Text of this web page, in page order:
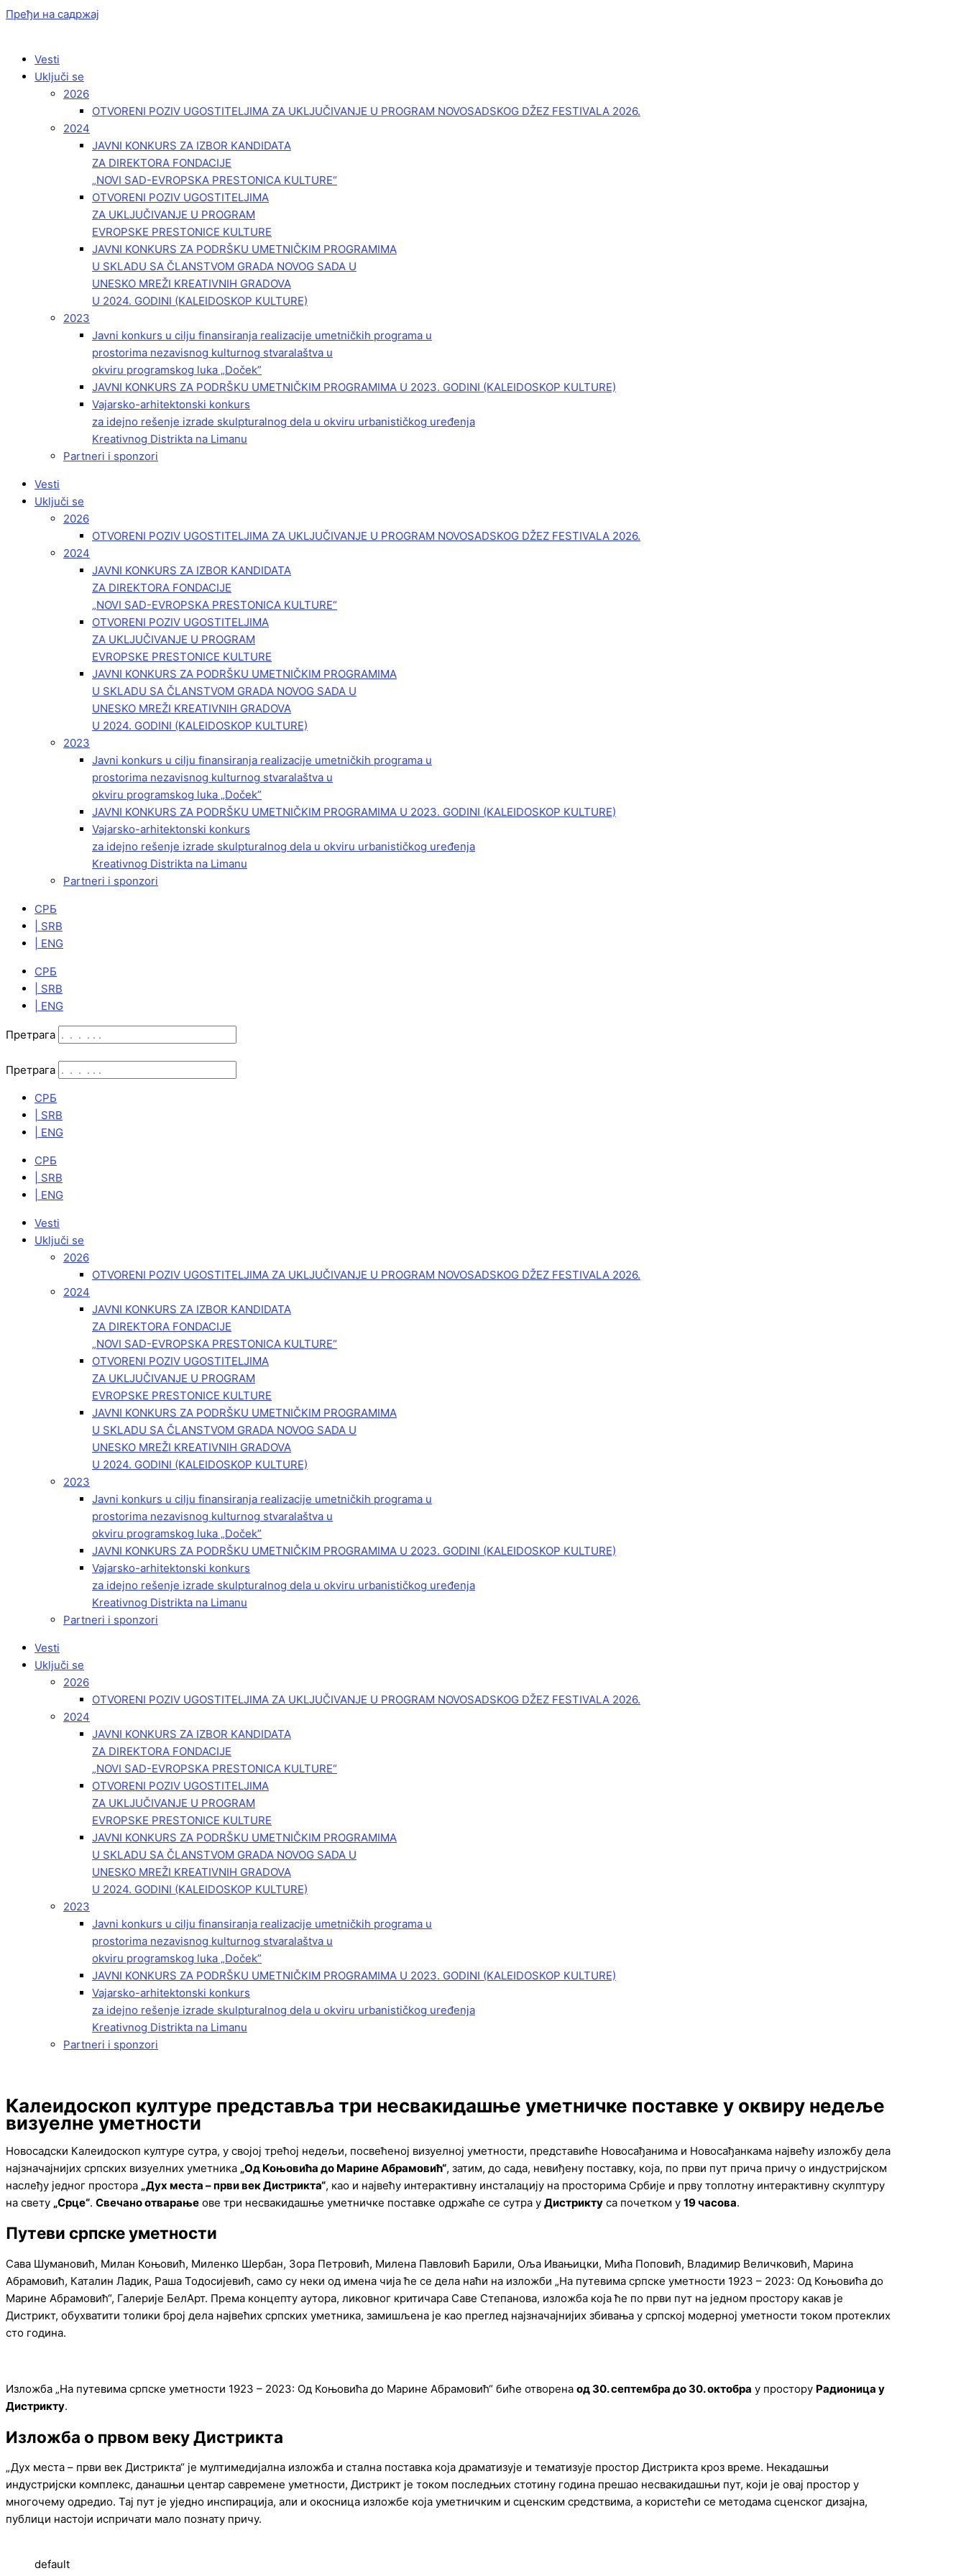
Пређи на садржај
Vesti
Uključi se
2026
OTVORENI POZIV UGOSTITELJIMA ZA UKLJUČIVANJE U PROGRAM NOVOSADSKOG DŽEZ FESTIVALA 2026.
2024
JAVNI KONKURS ZA IZBOR KANDIDATA
ZA DIREKTORA FONDACIJE
„NOVI SAD-EVROPSKA PRESTONICA KULTURE“
OTVORENI POZIV UGOSTITELJIMA
ZA UKLJUČIVANJE U PROGRAM
EVROPSKE PRESTONICE KULTURE
JAVNI KONKURS ZA PODRŠKU UMETNIČKIM PROGRAMIMA
U SKLADU SA ČLANSTVOM GRADA NOVOG SADA U
UNESKO MREŽI KREATIVNIH GRADOVA
U 2024. GODINI (KALEIDOSKOP KULTURE)
2023
Javni konkurs u cilju finansiranja realizacije umetničkih programa u
prostorima nezavisnog kulturnog stvaralaštva u
okviru programskog luka „Doček”
JAVNI KONKURS ZA PODRŠKU UMETNIČKIM PROGRAMIMA U 2023. GODINI (KALEIDOSKOP KULTURE)
Vajarsko-arhitektonski konkurs
za idejno rešenje izrade skulpturalnog dela u okviru urbanističkog uređenja
Kreativnog Distrikta na Limanu
Partneri i sponzori
Vesti
Uključi se
2026
OTVORENI POZIV UGOSTITELJIMA ZA UKLJUČIVANJE U PROGRAM NOVOSADSKOG DŽEZ FESTIVALA 2026.
2024
JAVNI KONKURS ZA IZBOR KANDIDATA
ZA DIREKTORA FONDACIJE
„NOVI SAD-EVROPSKA PRESTONICA KULTURE“
OTVORENI POZIV UGOSTITELJIMA
ZA UKLJUČIVANJE U PROGRAM
EVROPSKE PRESTONICE KULTURE
JAVNI KONKURS ZA PODRŠKU UMETNIČKIM PROGRAMIMA
U SKLADU SA ČLANSTVOM GRADA NOVOG SADA U
UNESKO MREŽI KREATIVNIH GRADOVA
U 2024. GODINI (KALEIDOSKOP KULTURE)
2023
Javni konkurs u cilju finansiranja realizacije umetničkih programa u
prostorima nezavisnog kulturnog stvaralaštva u
okviru programskog luka „Doček”
JAVNI KONKURS ZA PODRŠKU UMETNIČKIM PROGRAMIMA U 2023. GODINI (KALEIDOSKOP KULTURE)
Vajarsko-arhitektonski konkurs
za idejno rešenje izrade skulpturalnog dela u okviru urbanističkog uređenja
Kreativnog Distrikta na Limanu
Partneri i sponzori
СРБ
| SRB
| ENG
СРБ
| SRB
| ENG
Претрага
Претрага
СРБ
| SRB
| ENG
СРБ
| SRB
| ENG
Vesti
Uključi se
2026
OTVORENI POZIV UGOSTITELJIMA ZA UKLJUČIVANJE U PROGRAM NOVOSADSKOG DŽEZ FESTIVALA 2026.
2024
JAVNI KONKURS ZA IZBOR KANDIDATA
ZA DIREKTORA FONDACIJE
„NOVI SAD-EVROPSKA PRESTONICA KULTURE“
OTVORENI POZIV UGOSTITELJIMA
ZA UKLJUČIVANJE U PROGRAM
EVROPSKE PRESTONICE KULTURE
JAVNI KONKURS ZA PODRŠKU UMETNIČKIM PROGRAMIMA
U SKLADU SA ČLANSTVOM GRADA NOVOG SADA U
UNESKO MREŽI KREATIVNIH GRADOVA
U 2024. GODINI (KALEIDOSKOP KULTURE)
2023
Javni konkurs u cilju finansiranja realizacije umetničkih programa u
prostorima nezavisnog kulturnog stvaralaštva u
okviru programskog luka „Doček”
JAVNI KONKURS ZA PODRŠKU UMETNIČKIM PROGRAMIMA U 2023. GODINI (KALEIDOSKOP KULTURE)
Vajarsko-arhitektonski konkurs
za idejno rešenje izrade skulpturalnog dela u okviru urbanističkog uređenja
Kreativnog Distrikta na Limanu
Partneri i sponzori
Vesti
Uključi se
2026
OTVORENI POZIV UGOSTITELJIMA ZA UKLJUČIVANJE U PROGRAM NOVOSADSKOG DŽEZ FESTIVALA 2026.
2024
JAVNI KONKURS ZA IZBOR KANDIDATA
ZA DIREKTORA FONDACIJE
„NOVI SAD-EVROPSKA PRESTONICA KULTURE“
OTVORENI POZIV UGOSTITELJIMA
ZA UKLJUČIVANJE U PROGRAM
EVROPSKE PRESTONICE KULTURE
JAVNI KONKURS ZA PODRŠKU UMETNIČKIM PROGRAMIMA
U SKLADU SA ČLANSTVOM GRADA NOVOG SADA U
UNESKO MREŽI KREATIVNIH GRADOVA
U 2024. GODINI (KALEIDOSKOP KULTURE)
2023
Javni konkurs u cilju finansiranja realizacije umetničkih programa u
prostorima nezavisnog kulturnog stvaralaštva u
okviru programskog luka „Doček”
JAVNI KONKURS ZA PODRŠKU UMETNIČKIM PROGRAMIMA U 2023. GODINI (KALEIDOSKOP KULTURE)
Vajarsko-arhitektonski konkurs
za idejno rešenje izrade skulpturalnog dela u okviru urbanističkog uređenja
Kreativnog Distrikta na Limanu
Partneri i sponzori
Калеидоскоп културе представља три несвакидашње уметничке поставке у оквиру недеље
визуелне уметности
Новосадски Калеидоскоп културе сутра, у својој трећој недељи, посвећеној визуелној уметности, представиће Новосађанима и Новосађанкама највећу изложбу дела
најзначајнијих српских визуелних уметника „Од Коњовића до Марине Абрамовић“, затим, до сада, невиђену поставку, која, по први пут прича причу о индустријском
наслеђу једног простора „Дух места – први век Дистрикта“, као и највећу интерактивну инсталацију на просторима Србије и прву топлотну интерактивну скулптуру
на свету „Срце“. Свечано отварање ове три несвакидашње уметничке поставке одржаће се сутра у Дистрикту са почетком у 19 часова.
Путеви српске уметности
Сава Шумановић, Милан Коњовић, Миленко Шербан, Зора Петровић, Милена Павловић Барили, Оља Ивањицки, Мића Поповић, Владимир Величковић, Марина
Абрамовић, Каталин Ладик, Раша Тодосијевић, само су неки од имена чија ће се дела наћи на изложби „На путевима српске уметности 1923 – 2023: Од Коњовића до
Марине Абрамовић“, Галерије БелАрт. Према концепту аутора, ликовног критичара Саве Степанова, изложба која ће по први пут на једном простору какав је
Дистрикт, обухватити толики број дела највећих српских уметника, замишљена је као преглед најзначајнијих збивања у српској модерној уметности током протеклих
сто година.
Изложба „На путевима српске уметности 1923 – 2023: Од Коњовића до Марине Абрамовић“ биће отворена од 30. септембра до 30. октобра у простору Радионица у
Дистрикту.
Изложба о првом веку Дистрикта
„Дух места – први век Дистрикта“ је мултимедијална изложба и стална поставка која драматизује и тематизује простор Дистрикта кроз време. Некадашњи
индустријски комплекс, данашњи центар савремене уметности, Дистрикт је током последњих стотину година прешао несвакидашњи пут, који је овај простор у
многочему одредио. Тај пут је уједно инспирација, али и окосница изложбе која уметничким и сценским средствима, а користећи се методама сценског дизајна,
публици настоји испричати мало познату причу.
default